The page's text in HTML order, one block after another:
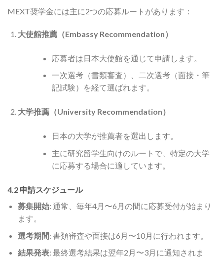
MEXT奨学金には主に2つの応募ルートがあります：
大使館推薦（Embassy Recommendation）
応募者は日本大使館を通じて申請します。
一次選考（書類審査）、二次選考（面接・筆
記試験）を経て選ばれます。
大学推薦（University Recommendation）
日本の大学が推薦者を選出します。
主に研究留学生向けのルートで、特定の大学
に応募する場合に適しています。
4.2 申請スケジュール
募集開始: 通常、毎年4月〜6月の間に応募受付が始まり
ます。
選考期間: 書類審査や面接は6月〜10月に行われます。
結果発表: 最終選考結果は翌年2月〜3月に通知されま